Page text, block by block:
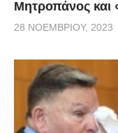
Μητροπάνος και
28 ΝΟΕΜΒΡΊΟΥ, 2023